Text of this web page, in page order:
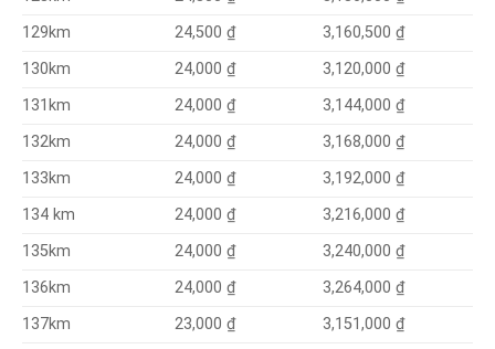
129km
24,500 ₫
3,160,500 ₫
130km
24,000 ₫
3,120,000 ₫
131km
24,000 ₫
3,144,000 ₫
132km
24,000 ₫
3,168,000 ₫
133km
24,000 ₫
3,192,000 ₫
134 km
24,000 ₫
3,216,000 ₫
135km
24,000 ₫
3,240,000 ₫
136km
24,000 ₫
3,264,000 ₫
137km
23,000 ₫
3,151,000 ₫